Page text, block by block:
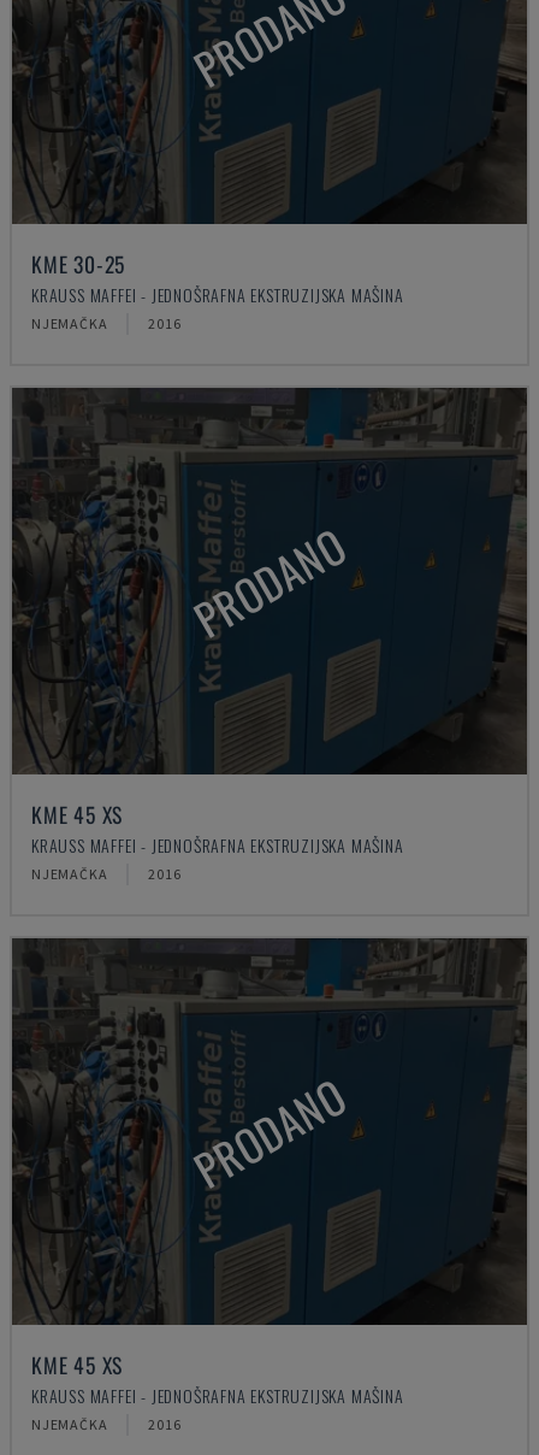
PRODANO
KME 30-25
KRAUSS MAFFEI - JEDNOŠRAFNA EKSTRUZIJSKA MAŠINA
NJEMAČKA 2016
PRODANO
KME 45 XS
KRAUSS MAFFEI - JEDNOŠRAFNA EKSTRUZIJSKA MAŠINA
NJEMAČKA 2016
PRODANO
KME 45 XS
KRAUSS MAFFEI - JEDNOŠRAFNA EKSTRUZIJSKA MAŠINA
NJEMAČKA 2016